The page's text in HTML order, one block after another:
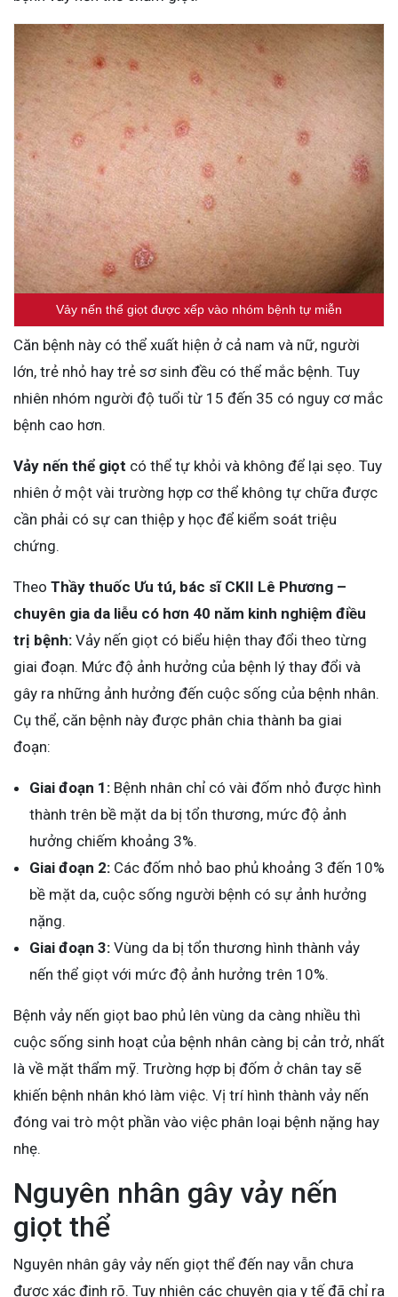
Vảy nến thể giọt được xếp vào nhóm bệnh tự miễn
Căn bệnh này có thể xuất hiện ở cả nam và nữ, người
lớn, trẻ nhỏ hay trẻ sơ sinh đều có thể mắc bệnh. Tuy
nhiên nhóm người độ tuổi từ 15 đến 35 có nguy cơ mắc
bệnh cao hơn.
Vảy nến thể giọt có thể tự khỏi và không để lại sẹo. Tuy
nhiên ở một vài trường hợp cơ thể không tự chữa được
cần phải có sự can thiệp y học để kiểm soát triệu
chứng.
Theo Thầy thuốc Ưu tú, bác sĩ CKII Lê Phương –
chuyên gia da liễu có hơn 40 năm kinh nghiệm điều
trị bệnh: Vảy nến giọt có biểu hiện thay đổi theo từng
giai đoạn. Mức độ ảnh hưởng của bệnh lý thay đổi và
gây ra những ảnh hưởng đến cuộc sống của bệnh nhân.
Cụ thể, căn bệnh này được phân chia thành ba giai
đoạn:
Giai đoạn 1: Bệnh nhân chỉ có vài đốm nhỏ được hình
thành trên bề mặt da bị tổn thương, mức độ ảnh
hưởng chiếm khoảng 3%.
Giai đoạn 2: Các đốm nhỏ bao phủ khoảng 3 đến 10%
bề mặt da, cuộc sống người bệnh có sự ảnh hưởng
nặng.
Giai đoạn 3: Vùng da bị tổn thương hình thành vảy
nến thể giọt với mức độ ảnh hưởng trên 10%.
Bệnh vảy nến giọt bao phủ lên vùng da càng nhiều thì
cuộc sống sinh hoạt của bệnh nhân càng bị cản trở, nhất
là về mặt thẩm mỹ. Trường hợp bị đốm ở chân tay sẽ
khiến bệnh nhân khó làm việc. Vị trí hình thành vảy nến
đóng vai trò một phần vào việc phân loại bệnh nặng hay
nhẹ.
Nguyên nhân gây vảy nến
giọt thể
Nguyên nhân gây vảy nến giọt thể đến nay vẫn chưa
được xác định rõ. Tuy nhiên các chuyên gia y tế đã chỉ ra